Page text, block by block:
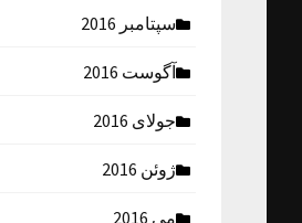
سپتامبر 2016
آگوست 2016
جولای 2016
ژوئن 2016
می 2016